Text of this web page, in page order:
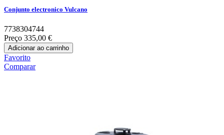
Conjunto electronico Vulcano
7738304744
Preço 335,00 €
Adicionar ao carrinho
Favorito
Comparar